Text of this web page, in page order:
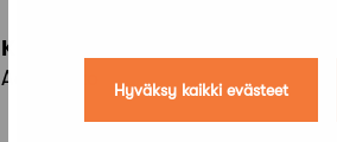
Hyväksy kaikki evästeet
Kilpailijoiden valisema
Aaro Artto